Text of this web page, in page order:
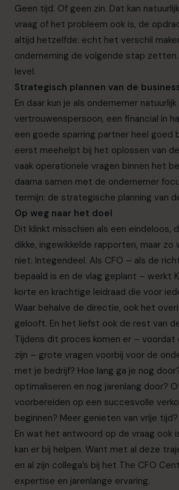
Geen tijd. Of geen zin. Dat kan
vraag of het probleem ook is, de
altijd hetzelfde: echt het verschil
onderneming de volgende stap
level.
Strategisch plannen van de
En daar kun je als ondernemer natuurlijk
vertrouwenspersoon, een financial in
een goede sparring partner heel goed
eerst meehelpt bij het oplossen van
vaak operationele vragen binnen het
daarna samen met de ondernemer
termijn: de strategische planning van
Op weg naar het doel
Dit klinkt misschien als een eindeloos,
dikke, ingewikkelde rapporten, maar
niet. Integendeel. Als CFO – als de
bepaald is en de vlag geplant – werkt
korte en krachtige leidraad die voor
Waar behalve de directie, ook het
gelooft. En het liefst ook de rest van
Tijdens dit proces komen er –
zijn – grote vragen voorbij voor de
met je bedrijf? Hoe lang ga je nog
optimaliseren en nog jarenlang door?
voorbereiden op een succesvolle
beginnen? Meer genieten van vrije
En wat het antwoord op de vraag ook
kan er bij helpen. Want met al deze
en al zijn collega’s bij het The CFO
expertise en jarenlange ervaring.